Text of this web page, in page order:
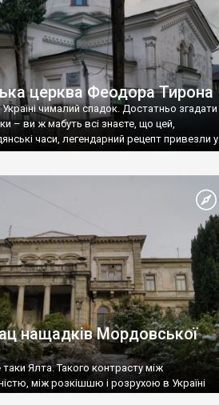
церква Феодора Тирона
чималий спадок. Достатньо згадати
– ви ж мабуть всі знаєте, що цей,
часи, легендарний рецепт привезли у
нащадків Мордовської
Ялта. Такого контрасту між
між розкішшю і розрухою в Україні